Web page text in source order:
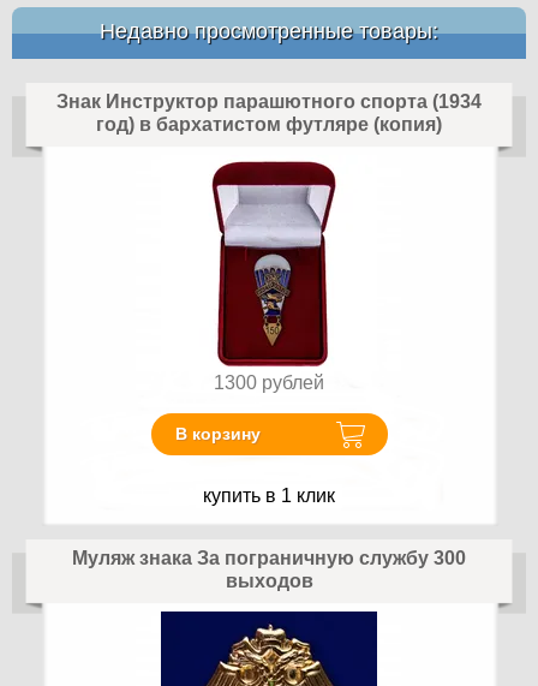
Недавно просмотренные товары:
Знак Инструктор парашютного спорта (1934
год) в бархатистом футляре (копия)
1300 рублей
В корзину
купить в 1 клик
Муляж знака За пограничную службу 300
выходов